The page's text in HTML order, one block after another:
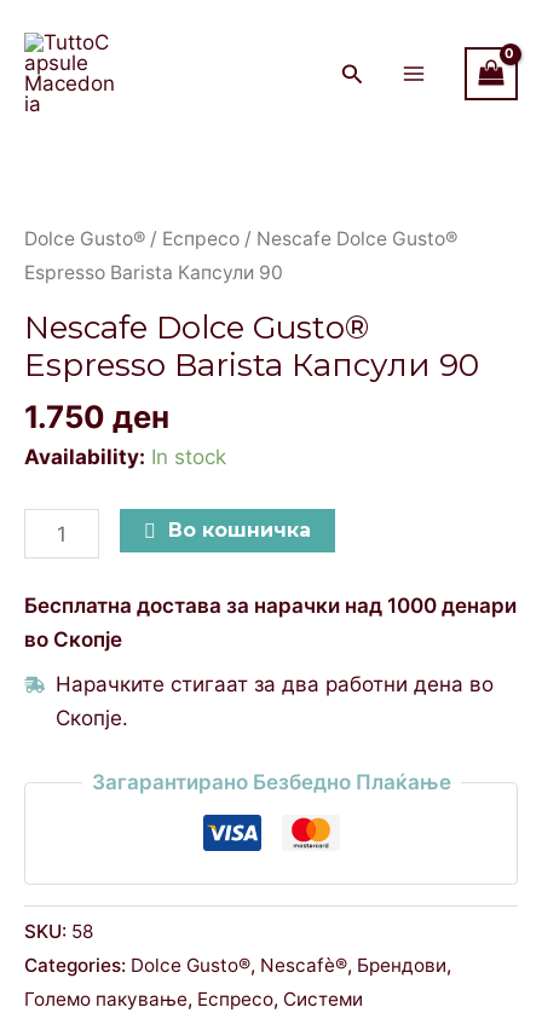
content
Menu
Dolce Gusto® / Еспресо / Nescafe Dolce Gusto®
Espresso Barista Капсули 90
Nescafe Dolce Gusto®
Espresso Barista Капсули 90
1.750 ден
Availability: In stock
Gusto®
Espresso
Капсули
90
quantity
Во кошничка
Бесплатна достава за нарачки над 1000 денари
во Скопје
Нарачките стигаат за два работни дена во
Скопје.
Загарантирано Безбедно Плаќање
SKU: 58
Categories: Dolce Gusto®, Nescafè®, Брендови,
Големо пакување, Еспресо, Системи
Espresso
Barista
Капсули